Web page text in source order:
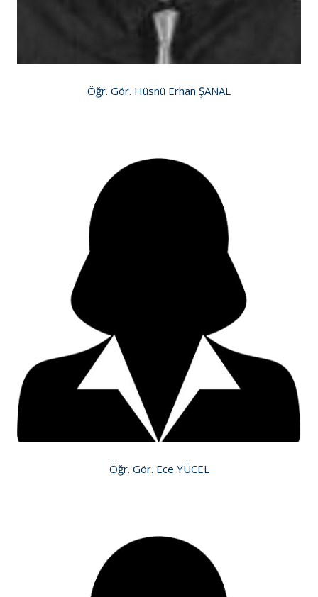
Öğr. Gör. Hüsnü Erhan ŞANAL
Öğr. Gör. Ece YÜCEL